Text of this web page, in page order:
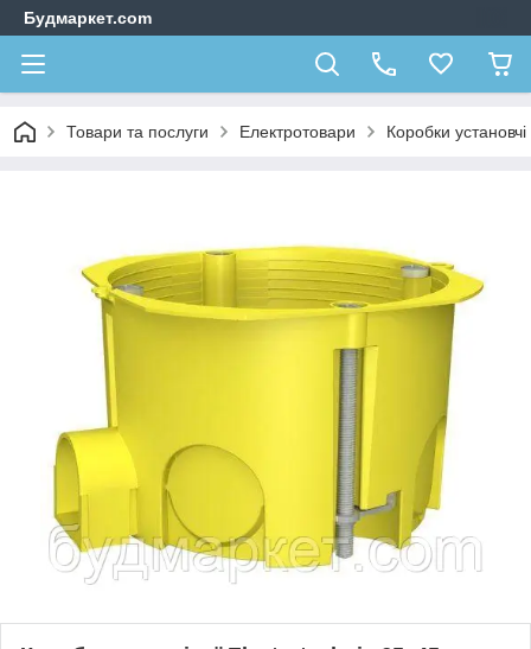
Будмаркет.com
Товари та послуги Електротовари Коробки установчі